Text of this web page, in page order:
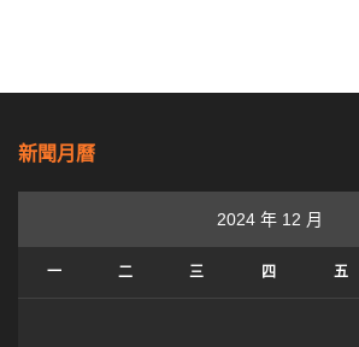
新聞月曆
2024 年 12 月
一 二 三 四 五